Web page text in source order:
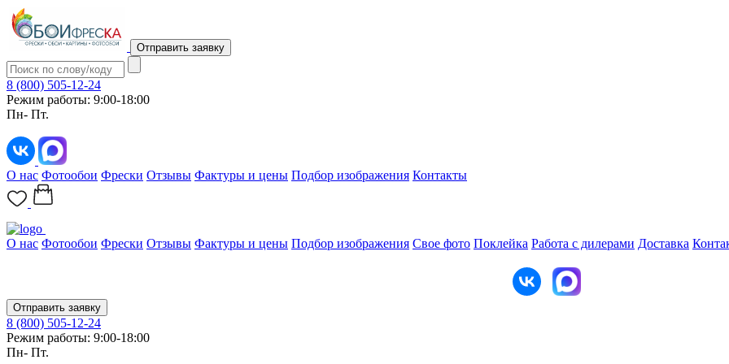
Отправить заявку
8 (800) 505-12-24
Режим работы: 9:00-18:00
Пн- Пт.
О нас Фотообои Фрески Отзывы Фактуры и цены Подбор изображения Контакты
О нас Фотообои Фрески Отзывы Фактуры и цены Подбор изображения Свое фото Поклейка Работа с дилерами Доставка
Отправить заявку
8 (800) 505-12-24
Режим работы: 9:00-18:00
Пн- Пт.